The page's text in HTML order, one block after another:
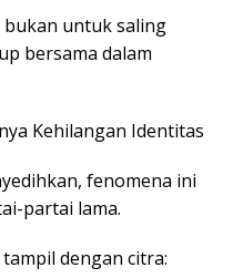
bukan untuk saling
bersama dalam
Kehilangan Identitas
fenomena ini
partai lama.
dengan citra: